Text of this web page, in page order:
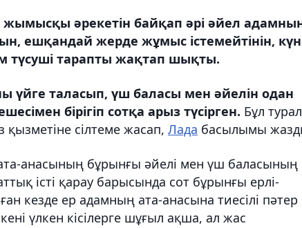
әрекетін байқап әрі әйел
ешқандай жерде жұмыс істемейтінін,
түсуші тарапты жақтап шықты.
үйге таласып, үш баласы мен әйелін одан
бірігіп сотқа арыз түсірген. Бұл
сілтеме жасап, Лада басылымы
анасының бұрынғы әйелі мен үш баласының
істі қарау барысында сот бұрынғы ерлі-
кезде ер адамның ата-анасына тиесілі пәтер
үлкен кісілерге шұғыл ақша, ал жас